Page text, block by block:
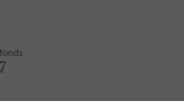
ODDO BHF AM ne saurait
Le traitement fiscal lié à